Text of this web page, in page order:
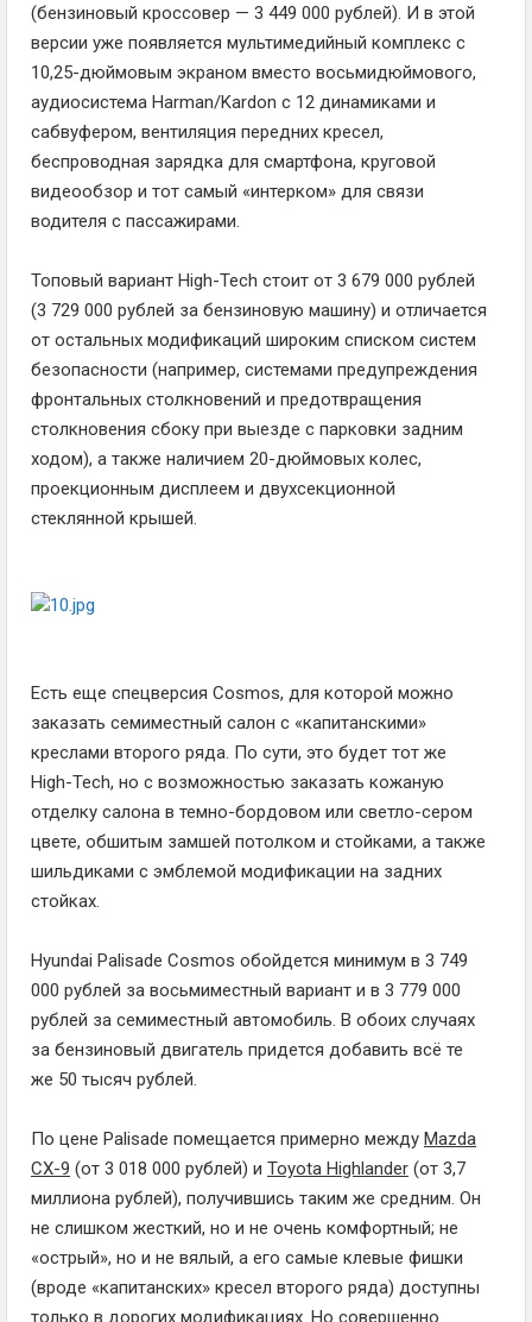
(бензиновый кроссовер — 3 449 000 рублей). И в этой
версии уже появляется мультимедийный комплекс с
10,25-дюймовым экраном вместо восьмидюймового,
аудиосистема Harman/Kardon с 12 динамиками и
сабвуфером, вентиляция передних кресел,
беспроводная зарядка для смартфона, круговой
видеообзор и тот самый «интерком» для связи
водителя с пассажирами.
Топовый вариант High-Tech стоит от 3 679 000 рублей
(3 729 000 рублей за бензиновую машину) и отличается
от остальных модификаций широким списком систем
безопасности (например, системами предупреждения
фронтальных столкновений и предотвращения
столкновения сбоку при выезде с парковки задним
ходом), а также наличием 20-дюймовых колес,
проекционным дисплеем и двухсекционной
стеклянной крышей.
Есть еще спецверсия Cosmos, для которой можно
заказать семиместный салон с «капитанскими»
креслами второго ряда. По сути, это будет тот же
High-Tech, но с возможностью заказать кожаную
отделку салона в темно-бордовом или светло-сером
цвете, обшитым замшей потолком и стойками, а также
шильдиками с эмблемой модификации на задних
стойках.
Hyundai Palisade Cosmos обойдется минимум в 3 749
000 рублей за восьмиместный вариант и в 3 779 000
рублей за семиместный автомобиль. В обоих случаях
за бензиновый двигатель придется добавить всё те
же 50 тысяч рублей.
По цене Palisade помещается примерно между Mazda
CX-9 (от 3 018 000 рублей) и Toyota Highlander (от 3,7
миллиона рублей), получившись таким же средним. Он
не слишком жесткий, но и не очень комфортный; не
«острый», но и не вялый, а его самые клевые фишки
(вроде «капитанских» кресел второго ряда) доступны
только в дорогих модификациях. Но совершенно